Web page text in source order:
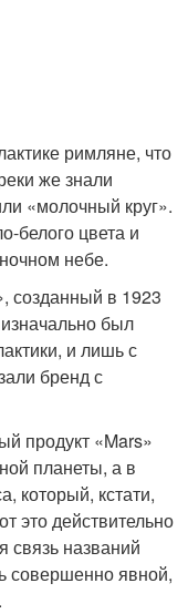
римляне, что
же знали
«молочный круг».
белого цвета и
небе.
созданный в 1923
был
и лишь с
бренд с
продукт «Mars»
планеты, а в
который, кстати,
это действительно
связь названий
совершенно явной,